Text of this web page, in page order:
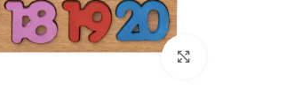
انقر للتكبير